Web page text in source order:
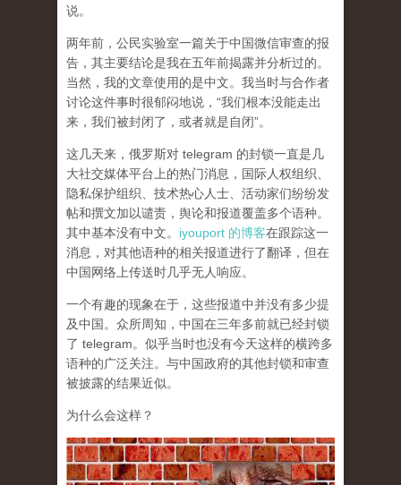
说。
两年前，公民实验室一篇关于中国微信审查的报
告，其主要结论是我在五年前揭露并分析过的。
当然，我的文章使用的是中文。我当时与合作者
讨论这件事时很郁闷地说，“我们根本没能走出
来，我们被封闭了，或者就是自闭”。
这几天来，俄罗斯对 telegram 的封锁一直是几
大社交媒体平台上的热门消息，国际人权组织、
隐私保护组织、技术热心人士、活动家们纷纷发
帖和撰文加以谴责，舆论和报道覆盖多个语种。
其中基本没有中文。 iyouport 的博客在跟踪这一
消息，对其他语种的相关报道进行了翻译，但在
中国网络上传送时几乎无人响应。
一个有趣的现象在于，这些报道中并没有多少提
及中国。众所周知，中国在三年多前就已经封锁
了 telegram。似乎当时也没有今天这样的横跨多
语种的广泛关注。与中国政府的其他封锁和审查
被披露的结果近似。
为什么会这样？